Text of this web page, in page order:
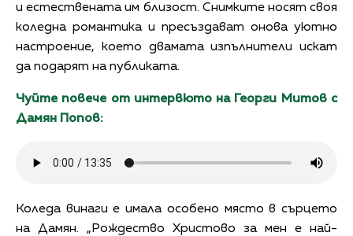
и естествената им близост. Снимките носят своя
коледна романтика и пресъздават онова уютно
настроение, което двамата изпълнители искат
да подарят на публиката.
Чуйте повече от интервюто на Георги Митов с
Дамян Попов:
Коледа винаги е имала особено място в сърцето
на Дамян. „Рождество Христово за мен е най-